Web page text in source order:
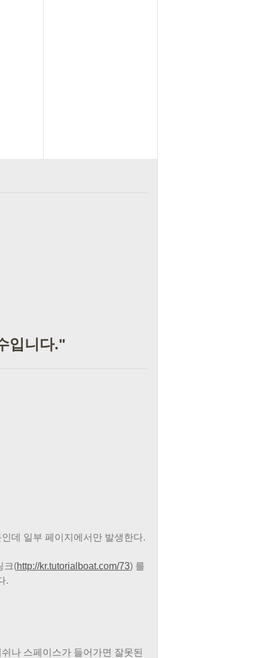
입니다."
데 일부 페이지에서만 발생한다.
크(http://kr.tutorialboat.com/73) 를
.
나 스페이스가 들어가면 잘못된